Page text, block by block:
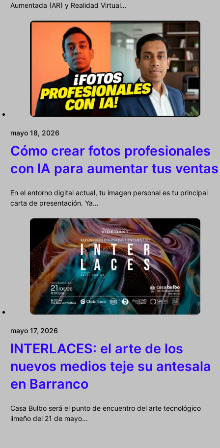
Aumentada (AR) y Realidad Virtual…
mayo 18, 2026
Cómo crear fotos profesionales
con IA para aumentar tus ventas
En el entorno digital actual, tu imagen personal es tu principal
carta de presentación. Ya…
mayo 17, 2026
INTERLACES: el arte de los
nuevos medios teje su antesala
en Barranco
Casa Bulbo será el punto de encuentro del arte tecnológico
limeño del 21 de mayo…